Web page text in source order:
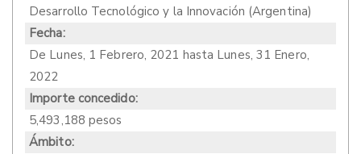
Desarrollo Tecnológico y la Innovación (Argentina)
Fecha:
De Lunes, 1 Febrero, 2021 hasta Lunes, 31 Enero,
2022
Importe concedido:
5,493,188 pesos
Ámbito: